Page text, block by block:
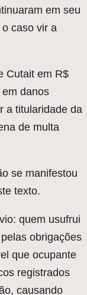
em seu
caso vir a
Cutait em R$
danos
a titularidade da
de multa
se manifestou
texto.
quem usufrui
obrigações
que ocupante
registrados
causando